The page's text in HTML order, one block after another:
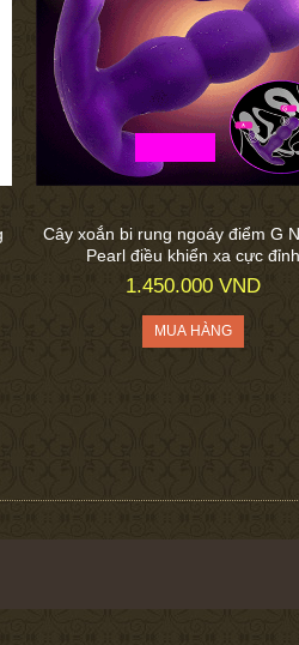
Cây xoắn bi rung ngoáy điểm G
Pearl điều khiển xa cực đỉnh
1.450.000 VND